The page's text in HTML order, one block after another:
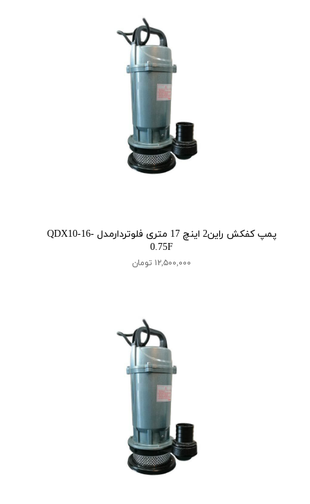
پمپ کفکش راین2 اینچ 17 متری فلوتردارمدل QDX10-16-
0.75F
۱۲,۵۰۰,۰۰۰ تومان